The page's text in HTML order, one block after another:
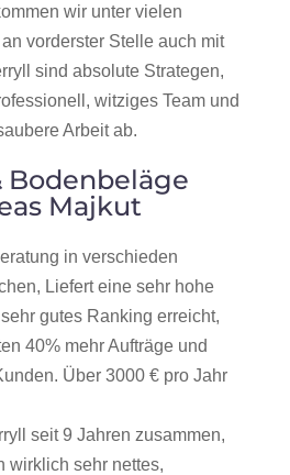
wir unter vielen
vorderster Stelle auch mit
sind absolute Strategen,
witziges Team und
Arbeit ab.
Bodenbeläge
Majkut
in verschieden
Liefert eine sehr hohe
gutes Ranking erreicht,
40% mehr Aufträge und
Über 3000 € pro Jahr
seit 9 Jahren zusammen,
wirklich sehr nettes,